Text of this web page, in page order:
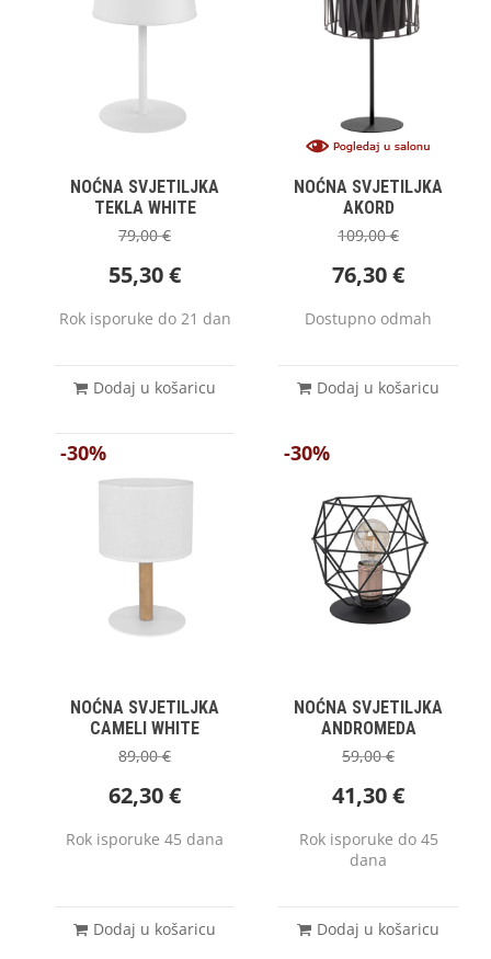
NOĆNA SVJETILJKA
TEKLA WHITE
79,00€
55,30€
Rok isporuke do 21 dan
Dodaj u košaricu
NOĆNA SVJETILJKA
AKORD
109,00€
76,30€
Dostupno odmah
Dodaj u košaricu
-30%
NOĆNA SVJETILJKA
CAMELI WHITE
89,00€
62,30€
Rok isporuke 45 dana
Dodaj u košaricu
-30%
NOĆNA SVJETILJKA
ANDROMEDA
59,00€
41,30€
Rok isporuke do 45
dana
Dodaj u košaricu